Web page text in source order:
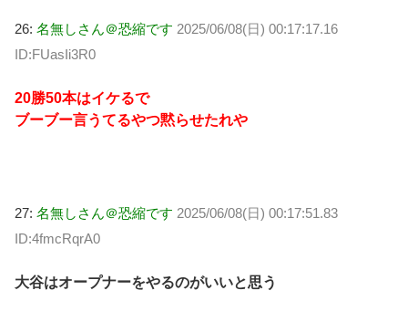
26: 名無しさん＠恐縮です 2025/06/08(日) 00:17:17.16
ID:FUasIi3R0
20勝50本はイケるで
ブーブー言うてるやつ黙らせたれや
27: 名無しさん＠恐縮です 2025/06/08(日) 00:17:51.83
ID:4fmcRqrA0
大谷はオープナーをやるのがいいと思う